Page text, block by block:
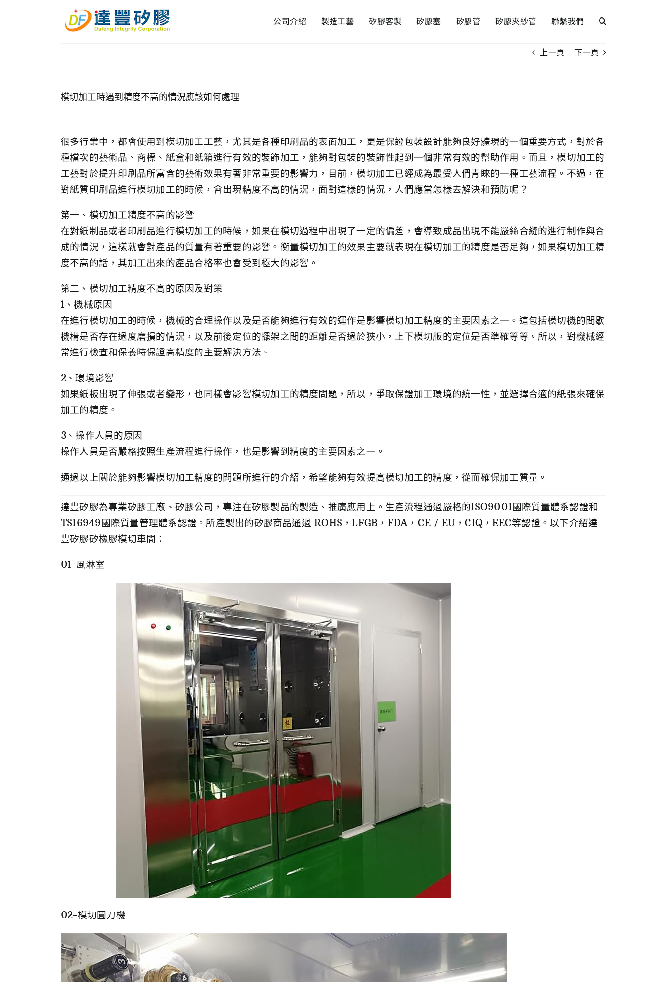
公司介紹 製造工藝 矽膠客製 矽膠塞 矽膠管 矽膠夾紗管 聯繫我們
上一頁 下一頁
模切加工時遇到精度不高的情況應該如何處理
很多行業中，都會使用到模切加工工藝，尤其是各種印刷品的表面加工，更是保證包裝設計能夠良好體現的一個重要方式，對於各
種檔次的藝術品、商標、紙盒和紙箱進行有效的裝飾加工，能夠對包裝的裝飾性起到一個非常有效的幫助作用。而且，模切加工的
工藝對於提升印刷品所富含的藝術效果有著非常重要的影響力，目前，模切加工已經成為最受人們青睞的一種工藝流程。不過，在
對紙質印刷品進行模切加工的時候，會出現精度不高的情況，面對這樣的情況，人們應當怎樣去解決和預防呢？
第一、模切加工精度不高的影響
在對紙制品或者印刷品進行模切加工的時候，如果在模切過程中出現了一定的偏差，會導致成品出現不能嚴絲合縫的進行制作與合
成的情況，這樣就會對產品的質量有著重要的影響。衡量模切加工的效果主要就表現在模切加工的精度是否足夠，如果模切加工精
度不高的話，其加工出來的產品合格率也會受到極大的影響。
第二、模切加工精度不高的原因及對策
1、機械原因
在進行模切加工的時候，機械的合理操作以及是否能夠進行有效的運作是影響模切加工精度的主要因素之一。這包括模切機的間歇
機構是否存在過度磨損的情況，以及前後定位的擺架之間的距離是否過於狹小，上下模切版的定位是否準確等等。所以，對機械經
常進行檢查和保養時保證高精度的主要解決方法。
2、環境影響
如果紙板出現了伸張或者變形，也同樣會影響模切加工的精度問題，所以，爭取保證加工環境的統一性，並選擇合適的紙張來確保
加工的精度。
3、操作人員的原因
操作人員是否嚴格按照生產流程進行操作，也是影響到精度的主要因素之一。
通過以上關於能夠影響模切加工精度的問題所進行的介紹，希望能夠有效提高模切加工的精度，從而確保加工質量。
達豐矽膠為專業矽膠工廠、矽膠公司，專注在矽膠製品的製造、推廣應用上。生產流程通過嚴格的ISO9001國際質量體系認證和
TS16949國際質量管理體系認證。所產製出的矽膠商品通過 ROHS，LFGB，FDA，CE / EU，CIQ，EEC等認證。以下介紹達
豐矽膠矽橡膠模切車間：
01-風淋室
02-模切圓刀機